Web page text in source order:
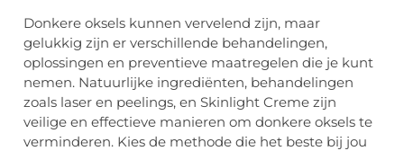
Donkere oksels kunnen vervelend zijn, maar
gelukkig zijn er verschillende behandelingen,
oplossingen en preventieve maatregelen die je kunt
nemen. Natuurlijke ingrediënten, behandelingen
zoals laser en peelings, en Skinlight Creme zijn
veilige en effectieve manieren om donkere oksels te
verminderen. Kies de methode die het beste bij jou